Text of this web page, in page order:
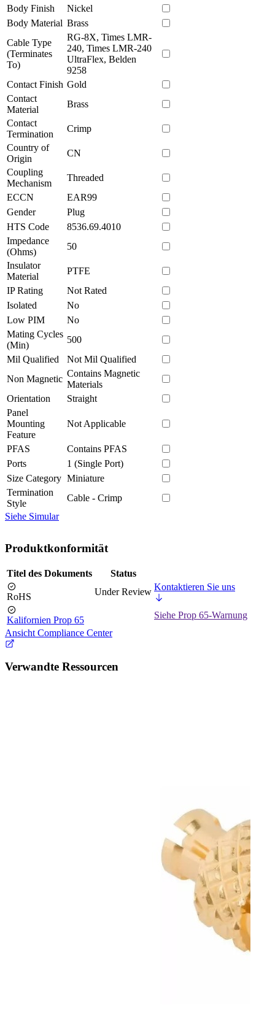
Body Finish
Nickel
Body Material Brass
Cable Type
(Terminates
To)
RG-8X, Times LMR-
240, Times LMR-240
UltraFlex, Belden
9258
Contact Finish Gold
Contact
Material
Brass
Contact
Termination
Crimp
Country of
Origin
CN
Coupling
Mechanism
Threaded
ECCN
EAR99
Gender
Plug
HTS Code
8536.69.4010
Impedance
(Ohms)
50
Insulator
Material
PTFE
IP Rating
Not Rated
Isolated
No
Low PIM
No
Mating Cycles
(Min)
500
Mil Qualified
Not Mil Qualified
Non Magnetic
Contains Magnetic
Materials
Orientation
Straight
Panel
Mounting
Feature
Not Applicable
PFAS
Contains PFAS
Ports
1 (Single Port)
Size Category Miniature
Termination
Style
Cable - Crimp
Siehe Simular
Produktkonformität
Titel des Dokuments Status
RoHS Under Review Kontaktieren Sie uns
Kalifornien Prop 65
Siehe Prop 65-Warnung
Ansicht Compliance Center
Verwandte Ressourcen